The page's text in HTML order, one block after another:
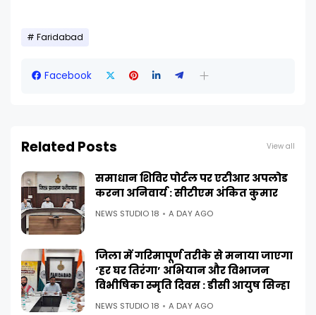
Faridabad
Facebook
Related Posts View all
समाधान शिविर पोर्टल पर एटीआर अपलोड
करना अनिवार्य : सीटीएम अंकित कुमार
NEWS STUDIO 18 A DAY AGO
जिला में गरिमापूर्ण तरीके से मनाया जाएगा
‘हर घर तिरंगा’ अभियान और विभाजन
विभीषिका स्मृति दिवस : डीसी आयुष सिन्हा
NEWS STUDIO 18 A DAY AGO